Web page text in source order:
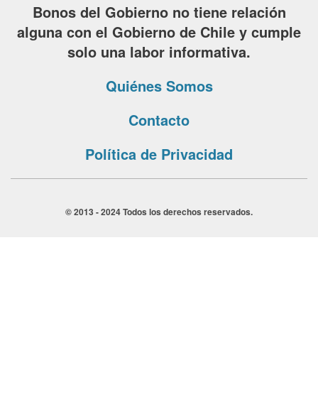
Bonos del Gobierno no tiene relación
alguna con el Gobierno de Chile y cumple
solo una labor informativa.
Quiénes Somos
Contacto
Política de Privacidad
© 2013 - 2024 Todos los derechos reservados.